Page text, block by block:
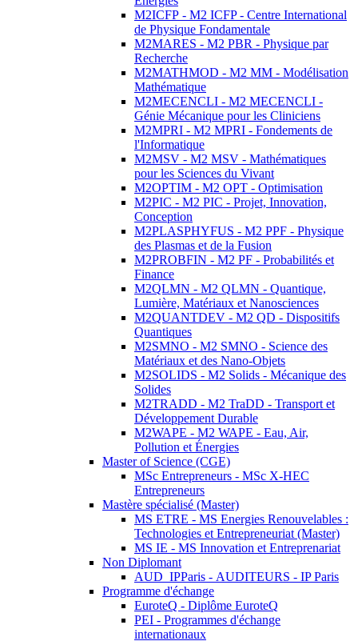
M2ICFP - M2 ICFP - Centre International
de Physique Fondamentale
M2MARES - M2 PBR - Physique par
Recherche
M2MATHMOD - M2 MM - Modélisation
Mathématique
M2MECENCLI - M2 MECENCLI -
Génie Mécanique pour les Cliniciens
M2MPRI - M2 MPRI - Fondements de
l'Informatique
M2MSV - M2 MSV - Mathématiques
pour les Sciences du Vivant
M2OPTIM - M2 OPT - Optimisation
M2PIC - M2 PIC - Projet, Innovation,
Conception
M2PLASPHYFUS - M2 PPF - Physique
des Plasmas et de la Fusion
M2PROBFIN - M2 PF - Probabilités et
Finance
M2QLMN - M2 QLMN - Quantique,
Lumière, Matériaux et Nanosciences
M2QUANTDEV - M2 QD - Dispositifs
Quantiques
M2SMNO - M2 SMNO - Science des
Matériaux et des Nano-Objets
M2SOLIDS - M2 Solids - Mécanique des
Solides
M2TRADD - M2 TraDD - Transport et
Développement Durable
M2WAPE - M2 WAPE - Eau, Air,
Pollution et Énergies
Master of Science (CGE)
MSc Entrepreneurs - MSc X-HEC
Entrepreneurs
Mastère spécialisé (Master)
MS ETRE - MS Energies Renouvelables :
Technologies et Entrepreneuriat (Master)
MS IE - MS Innovation et Entreprenariat
Non Diplomant
AUD_IPParis - AUDITEURS - IP Paris
Programme d'échange
EuroteQ - Diplôme EuroteQ
PEI - Programmes d'échange
internationaux